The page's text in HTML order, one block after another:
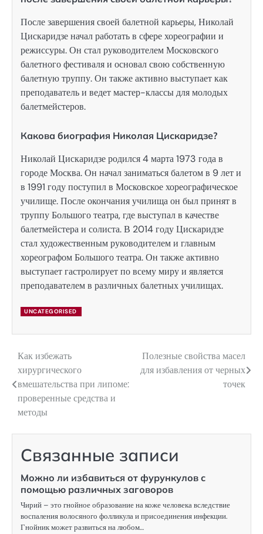
После завершения своей балетной карьеры, Николай
Цискаридзе начал работать в сфере хореографии и
режиссуры. Он стал руководителем Московского
балетного фестиваля и основал свою собственную
балетную труппу. Он также активно выступает как
преподаватель и ведет мастер-классы для молодых
балетмейстеров.
Какова биография Николая Цискаридзе?
Николай Цискаридзе родился 4 марта 1973 года в
городе Москва. Он начал заниматься балетом в 9 лет и
в 1991 году поступил в Московское хореографическое
училище. После окончания училища он был принят в
труппу Большого театра, где выступал в качестве
балетмейстера и солиста. В 2014 году Цискаридзе
стал художественным руководителем и главным
хореографом Большого театра. Он также активно
выступает гастролирует по всему миру и является
преподавателем в различных балетных училищах.
UNCATEGORISED
Навигация
по
записям
Как избежать
хирургического
вмешательства при липоме:
проверенные средства и
методы
Полезные свойства масел
для избавления от черных
точек
Связанные записи
Можно ли избавиться от фурункулов с
помощью различных заговоров
Чирий – это гнойное образование на коже человека вследствие
воспаления волосяного фолликула и присоединения инфекции.
Гнойник может развиться на любом…